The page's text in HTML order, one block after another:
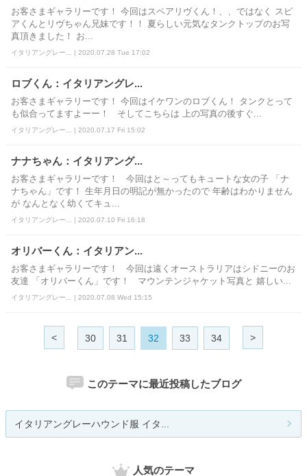
お客さまギャラリーです！ 今回はスペアリヴくん！、、ではなく スピ
アくんとリヴちゃん兄妹です！！ 夏らしい元気なタンクトップのお写
真頂きました！ お...
イタリアングレー... | 2020.07.28 Tue 17:02
ロブくん：イタリアングレ...
お客さまギャラリーです！ 今回はイケワンのロブくん！ タンクとって
も似合ってますよーー！ そしてこちらは 上の写真の後すぐ...
イタリアングレー... | 2020.07.17 Fri 15:02
ナナちゃん：イタリアング...
お客さまギャラリーです！ 今回はと～ってもキュートな女の子 「ナ
ナちゃん」です！ 生年月日の明記が無かったので 年齢はわかりません
が なんとなく幼くてキュ...
イタリアングレー... | 2020.07.10 Fri 16:18
オリバーくん：イタリアン...
お客さまギャラリーです！ 今回は遠くオーストラリアはシドニーのお
友達 「オリバーくん」です！ マウンテンジャケット写真と 嬉しい...
イタリアングレー... | 2020.07.08 Wed 15:15
< 30 31 32 33 34 >
このテーマに最近投稿したブログ
イタリアングレーハウンド服 イタ...
人気のテーマ